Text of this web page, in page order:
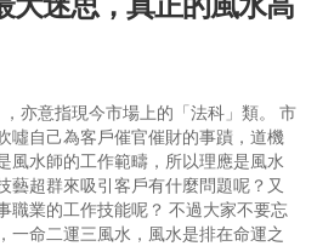
亦意指現今市場上的「法科」類。 市
噓自己為客戶催官催財的事蹟，道機
風水師的工作範疇，所以理應是風水
藝超群來吸引客戶有什麼問題呢？又
職業的工作技能呢？ 不過大家不要忘
一命二運三風水，風水是排在命運之